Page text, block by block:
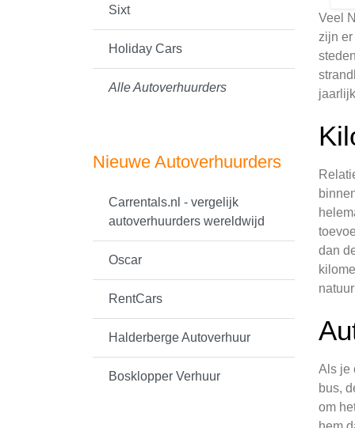
Sixt
Holiday Cars
Alle Autoverhuurders
Nieuwe Autoverhuurders
Carrentals.nl - vergelijk
autoverhuurders wereldwijd
Oscar
RentCars
Halderberge Autoverhuur
Bosklopper Verhuur
Veel
zijn
dan
Als je
bus,
om